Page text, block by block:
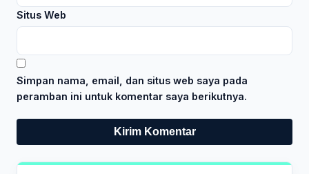
Situs Web
Simpan nama, email, dan situs web saya pada
peramban ini untuk komentar saya berikutnya.